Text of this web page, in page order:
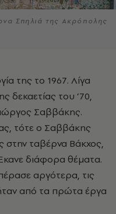
Σπηλιά της Ακρόπολης
δεκαετίας του ’70,
Σαββάκης.
τότε ο Σαββάκης
ταβέρνα Βάκχος,
διάφορα θέματα.
αργότερα, τις
από τα πρώτα έργα